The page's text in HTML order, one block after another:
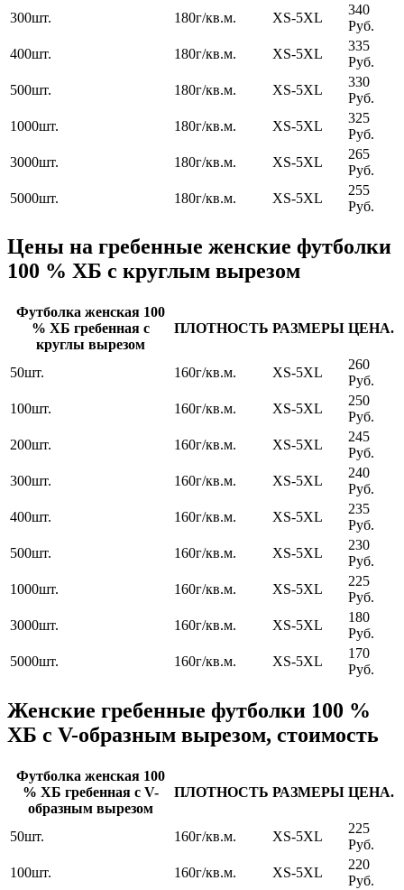
300шт.
180г/кв.м. XS-5XL
340
Руб.
400шт.
180г/кв.м. XS-5XL
335
Руб.
500шт.
180г/кв.м. XS-5XL
330
Руб.
1000шт.
180г/кв.м. XS-5XL
325
Руб.
3000шт.
180г/кв.м. XS-5XL
265
Руб.
5000шт.
180г/кв.м. XS-5XL
255
Руб.
Цены на гребенные женские футболки
100 % ХБ с круглым вырезом
Футболка женская 100
% ХБ гребенная с
круглы вырезом
ПЛОТНОСТЬ РАЗМЕРЫ ЦЕНА.
50шт. 160г/кв.м. XS-5XL
260
Руб.
100шт.
160г/кв.м. XS-5XL
250
Руб.
200шт.
160г/кв.м. XS-5XL
245
Руб.
300шт.
160г/кв.м. XS-5XL
240
Руб.
400шт.
160г/кв.м. XS-5XL
235
Руб.
500шт.
160г/кв.м. XS-5XL
230
Руб.
1000шт.
160г/кв.м. XS-5XL
225
Руб.
3000шт.
160г/кв.м. XS-5XL
180
Руб.
5000шт.
160г/кв.м. XS-5XL
170
Руб.
Женские гребенные футболки 100 %
ХБ с V-образным вырезом, стоимость
Футболка женская 100
% ХБ гребенная с V-
образным вырезом
ПЛОТНОСТЬ РАЗМЕРЫ ЦЕНА.
50шт. 160г/кв.м. XS-5XL
225
Руб.
100шт.
160г/кв.м. XS-5XL
220
Руб.